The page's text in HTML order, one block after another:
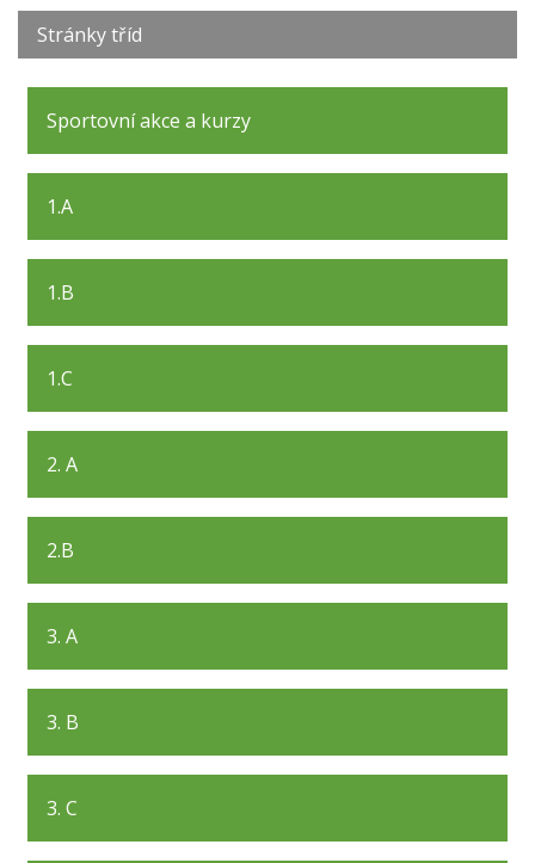
Stránky tříd
Sportovní akce a kurzy
1.A
1.B
1.C
2. A
2.B
3. A
3. B
3. C